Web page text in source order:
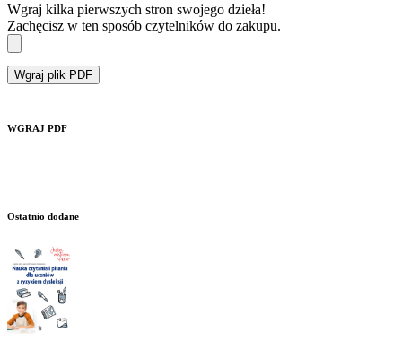
Wgraj kilka pierwszych stron swojego dzieła!
Zachęcisz w ten sposób czytelników do zakupu.
Wgraj plik PDF
WGRAJ PDF
Ostatnio dodane